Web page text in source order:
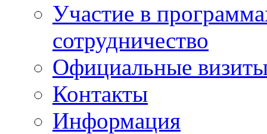
Участие в
сотрудничество
Официальные
Контакты
Информация